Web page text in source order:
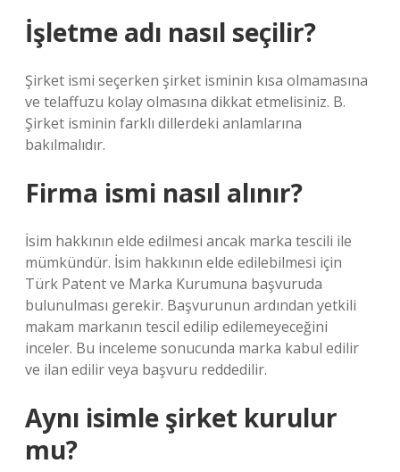
İşletme adı nasıl seçilir?
Şirket ismi seçerken şirket isminin kısa olmamasına
ve telaffuzu kolay olmasına dikkat etmelisiniz. B.
Şirket isminin farklı dillerdeki anlamlarına
bakılmalıdır.
Firma ismi nasıl alınır?
İsim hakkının elde edilmesi ancak marka tescili ile
mümkündür. İsim hakkının elde edilebilmesi için
Türk Patent ve Marka Kurumuna başvuruda
bulunulması gerekir. Başvurunun ardından yetkili
makam markanın tescil edilip edilemeyeceğini
inceler. Bu inceleme sonucunda marka kabul edilir
ve ilan edilir veya başvuru reddedilir.
Aynı isimle şirket kurulur
mu?